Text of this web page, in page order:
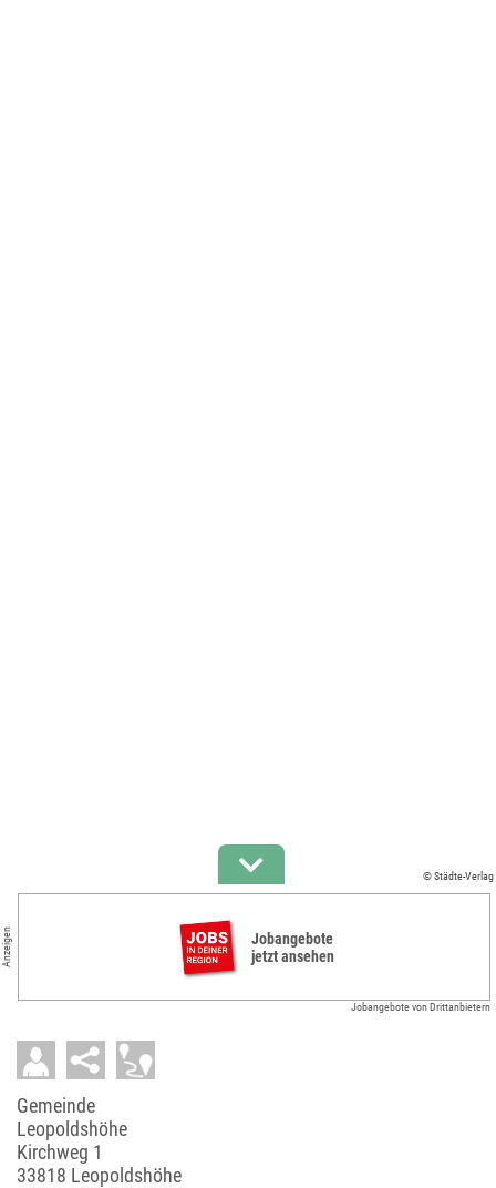
© Städte-Verlag
Anzeigen
Jobangebote
jetzt ansehen
Jobangebote von Drittanbietern
Gemeinde
Leopoldshöhe
Kirchweg 1
33818 Leopoldshöhe